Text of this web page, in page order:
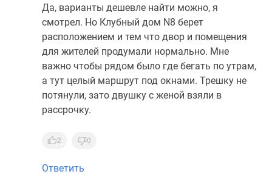
Да, варианты дешевле найти можно, я
смотрел. Но Клубный дом N8 берет
расположением и тем что двор и помещения
для жителей продумали нормально. Мне
важно чтобы рядом было где бегать по утрам,
а тут целый маршрут под окнами. Трешку не
потянули, зато двушку с женой взяли в
рассрочку.
2 0
Ответить